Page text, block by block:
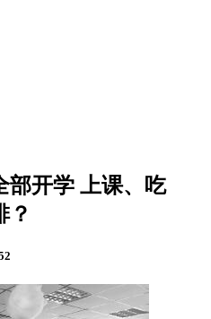
部开学 上课、吃
？